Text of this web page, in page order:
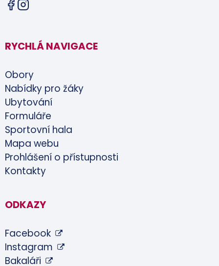
RYCHLÁ NAVIGACE
Obory
Nabídky pro žáky
Ubytování
Formuláře
Sportovní hala
Mapa webu
Prohlášení o přístupnosti
Kontakty
ODKAZY
Facebook
Instagram
Bakaláři